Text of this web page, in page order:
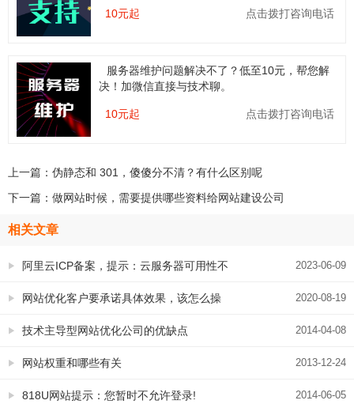
10元起 点击拨打咨询电话
服务器维护问题解决不了？低至10元，帮您解
决！加微信直接与技术聊。
10元起 点击拨打咨询电话
上一篇： 伪静态和 301，傻傻分不清？有什么区别呢
下一篇： 做网站时候，需要提供哪些资料给网站建设公司
相关文章
2023-06-09
阿里云ICP备案，提示：云服务器可用性不
通过，解决办法 2020-08-19
网站优化客户要承诺具体效果，该怎么操
作？ 2014-04-08
技术主导型网站优化公司的优缺点
2013-12-24
网站权重和哪些有关
2014-06-05
818U网站提示：您暂时不允许登录!